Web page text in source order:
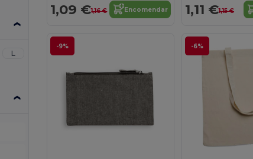
L
1,09 €1,16 € Encomendar 1,11 €1,15 €
-9% -6%